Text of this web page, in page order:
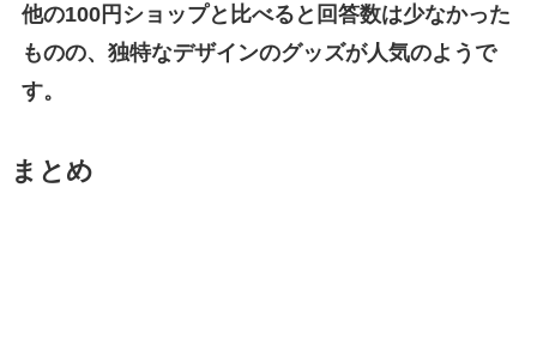
他の100円ショップと比べると回答数は少なかった
ものの、独特なデザインのグッズが人気のようで
す。
まとめ